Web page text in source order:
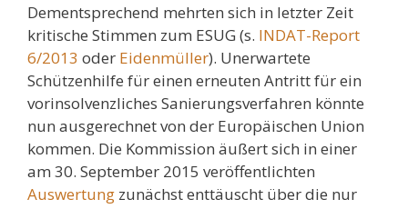
Dementsprechend mehrten sich in letzter Zeit
kritische Stimmen zum ESUG (s. INDAT-Report
6/2013 oder Eidenmüller). Unerwartete
Schützenhilfe für einen erneuten Antritt für ein
vorinsolvenzliches Sanierungsverfahren könnte
nun ausgerechnet von der Europäischen Union
kommen. Die Kommission äußert sich in einer
am 30. September 2015 veröffentlichten
Auswertung zunächst enttäuscht über die nur